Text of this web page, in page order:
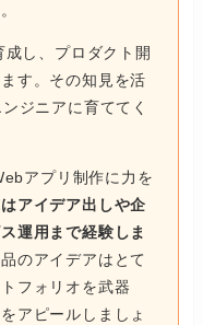
し、プロダクト開
す。その知見を活
ジニアに育ててく
アプリ制作に力を
アイデア出しや企
運用まで経験しま
のアイデアはとて
フォリオを武器
アピールしましょ